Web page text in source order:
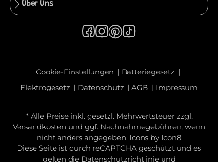
Über Uns
Cookie-Einstellungen
Batteriegesetz
Elektrogesetz
Datenschutz AGB Impressum
* Alle Preise inkl. gesetzl. Mehrwertsteuer zzgl.
Versandkosten und ggf. Nachnahmegebühren, wenn
nicht anders angegeben. Icons by Icon8
Diese Seite ist durch reCAPTCHA geschützt und es
gelten die Datenschutzrichtlinieund